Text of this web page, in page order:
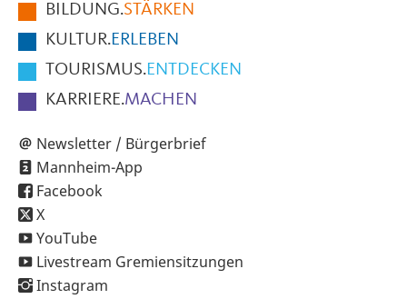
SeiteBILDUNG.STÄRKEN
KULTUR.ERLEBEN
TOURISMUS.ENTDECKEN
KARRIERE.MACHEN
Newsletter / Bürgerbrief
Mannheim-App
Facebook
X
YouTube
Livestream Gremiensitzungen
Instagram